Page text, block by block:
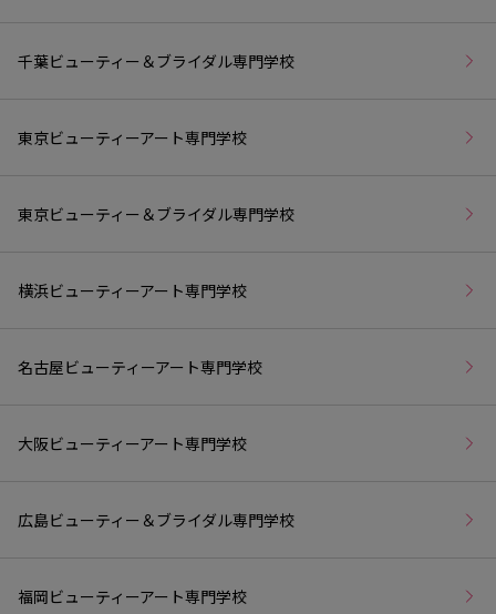
千葉ビューティー＆ブライダル専門学校
東京ビューティーアート専門学校
東京ビューティー＆ブライダル専門学校
横浜ビューティーアート専門学校
名古屋ビューティーアート専門学校
大阪ビューティーアート専門学校
広島ビューティー＆ブライダル専門学校
福岡ビューティーアート専門学校